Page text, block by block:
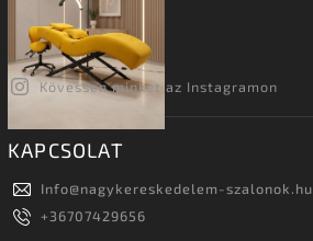
Kövessen minket az Instagramon
KAPCSOLAT
Info@nagykereskedelem-szalonok.hu
+36707429656